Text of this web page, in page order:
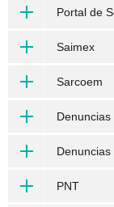
Portal de
Saimex
Sarcoem
PNT